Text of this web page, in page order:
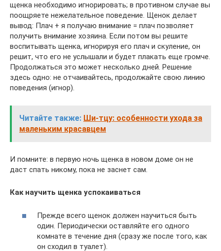
щенка необходимо игнорировать; в противном случае вы
поощряете нежелательное поведение. Щенок делает
вывод: Плач + я получаю внимание = плач позволяет
получить внимание хозяина. Если потом вы решите
воспитывать щенка, игнорируя его плач и скуление, он
решит, что его не услышали и будет плакать еще громче.
Продолжаться это может несколько дней. Решение
здесь одно: не отчаивайтесь, продолжайте свою линию
поведения (игнор).
Читайте также: Ши-тцу: особенности ухода за
маленьким красавцем
И помните: в первую ночь щенка в новом доме он не
даст спать никому, пока не заснет сам.
Как научить щенка успокаиваться
Прежде всего щенок должен научиться быть
один. Периодически оставляйте его одного
комнате в течение дня (сразу же после того, как
он сходил в туалет).